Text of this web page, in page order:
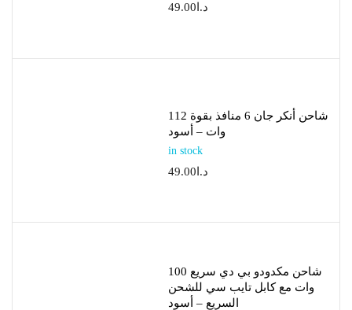
د.ا 49.00
شاحن أنكر جان 6 منافذ بقوة 112
وات – أسود
in stock
د.ا49.00
شاحن مكدودو بي دي سريع 100
وات مع كابل تايب سي للشحن
السريع – أسود